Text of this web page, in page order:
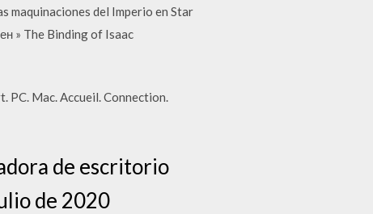
maquinaciones del Imperio en Star
» The Binding of Isaac
PC. Mac. Accueil. Connection.
de escritorio
de 2020